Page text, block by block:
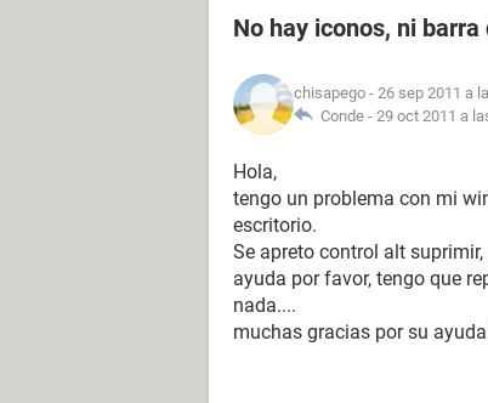
No hay iconos, ni barra
chisapego - 26 sep 2011 a
Conde - 29 oct 2011 a
Hola,
tengo un problema con mi
escritorio.
Se apreto control alt
ayuda por favor, tengo que
nada....
muchas gracias por su